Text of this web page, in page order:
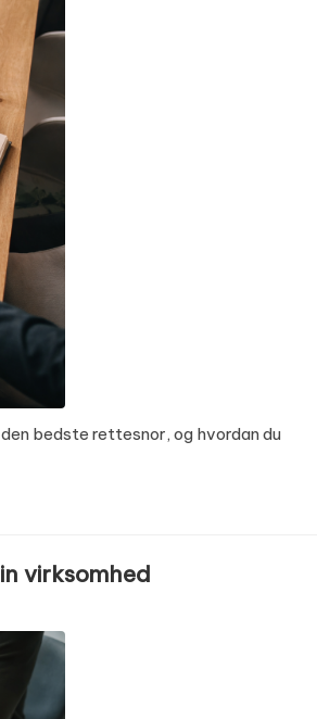
bedste rettesnor, og hvordan du
virksomhed